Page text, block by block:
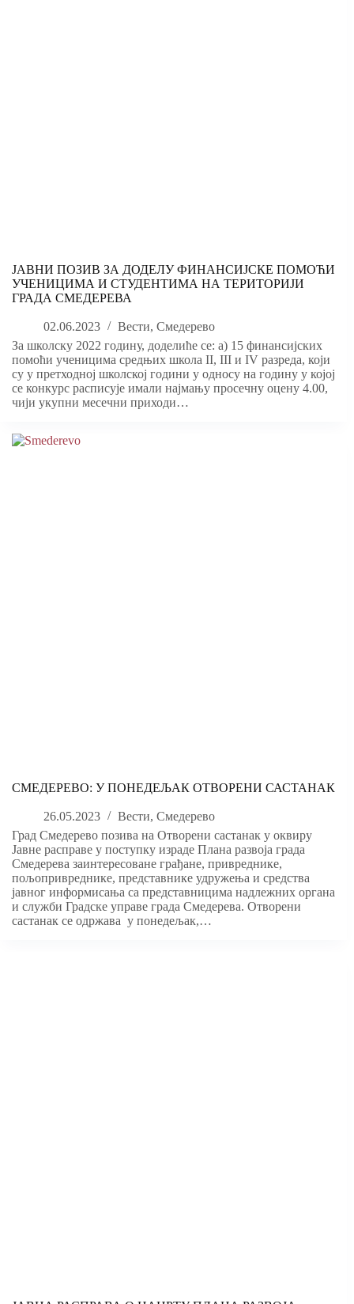
ЈАВНИ ПОЗИВ ЗА ДОДЕЛУ ФИНАНСИЈСКЕ ПОМОЋИ
УЧЕНИЦИМА И СТУДЕНТИМА НА ТЕРИТОРИЈИ
ГРАДА СМЕДЕРЕВА
02.06.2023 Вести, Смедерево
За школску 2022 годину, доделиће се: а) 15 финансијских
помоћи ученицима средњих школа II, III и IV разреда, који
су у претходној школској години у односу на годину у којој
се конкурс расписује имали најмању просечну оцену 4.00,
чији укупни месечни приходи…
СМЕДЕРЕВО: У ПОНЕДЕЉАК ОТВОРЕНИ САСТАНАК
26.05.2023 Вести, Смедерево
Град Смедерево позива на Отворени састанак у оквиру
Јавне расправе у поступку израде Плана развоја града
Смедерева заинтересоване грађане, привреднике,
пољопривреднике, представнике удружења и средства
јавног информисања са представницима надлежних органа
и служби Градске управе града Смедерева. Отворени
састанак се одржава у понедељак,…